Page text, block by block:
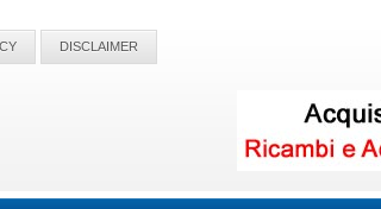
DISCLAIMER